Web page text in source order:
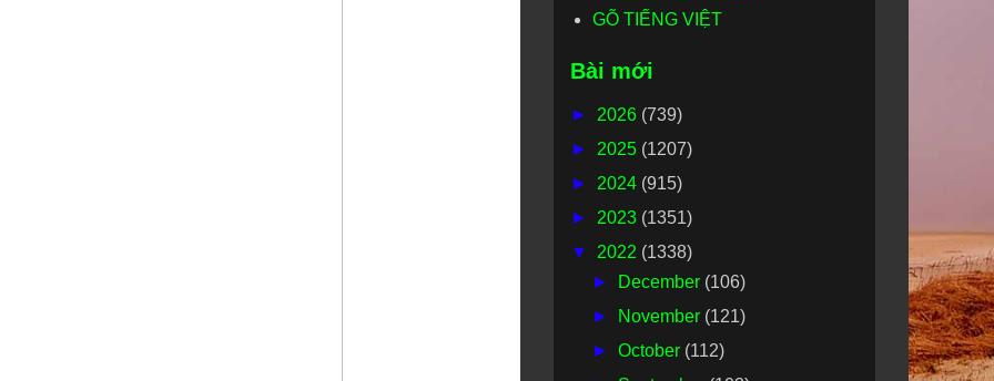
GÕ TIẾNG VIỆT
Bài mới
► 2026 (739)
► 2025 (1207)
► 2024 (915)
► 2023 (1351)
▼ 2022 (1338)
►
December (106)
►
November (121)
►October (112)